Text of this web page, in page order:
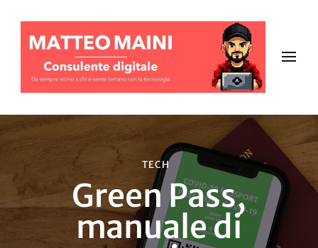
TECH
Green Pass,
manuale di